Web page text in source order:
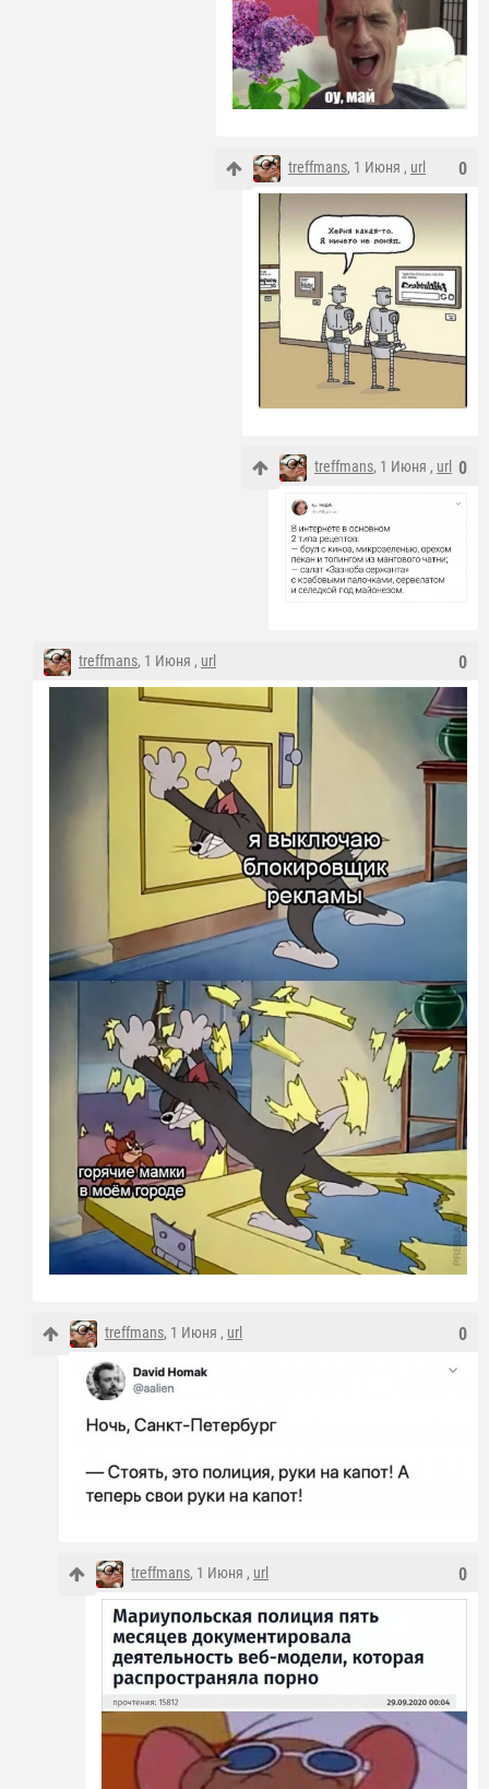
0
treffmans, 1 Июня , url
0
treffmans, 1 Июня , url
0
treffmans, 1 Июня , url
0
treffmans, 1 Июня , url
0
treffmans, 1 Июня , url